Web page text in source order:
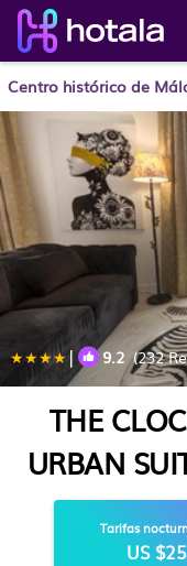
Centro histórico de
| 9.2 (232
THE
URBAN
Tarifas
US